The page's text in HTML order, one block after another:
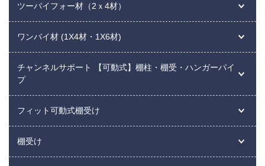
ツーバイフォー材（2ｘ4材）
ワンバイ材 (1X4材・1X6材)
チャンネルサポート 【可動式】棚柱・棚受・ハンガーパイ
プ
フィット可動式棚受け
棚受け